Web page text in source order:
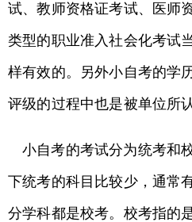
试、教师资格证考试、医师
类型的职业准入社会化考试
样有效的。另外小自考的学
评级的过程中也是被单位所
小自考的考试分为统考和
下统考的科目比较少，通常
分学科都是校考。校考指的